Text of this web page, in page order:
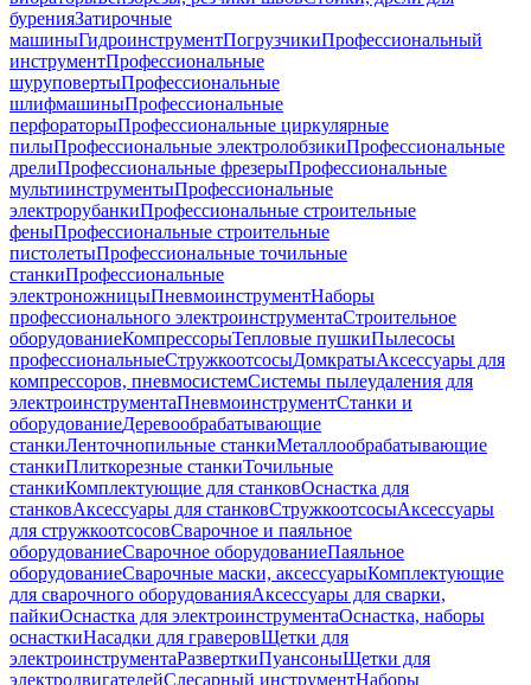
буренияЗатирочные
машиныГидроинструментПогрузчикиПрофессиональный
инструментПрофессиональные
шуруповертыПрофессиональные
шлифмашиныПрофессиональные
перфораторыПрофессиональные циркулярные
пилыПрофессиональные электролобзикиПрофессиональные
дрелиПрофессиональные фрезерыПрофессиональные
мультиинструментыПрофессиональные
электрорубанкиПрофессиональные строительные
феныПрофессиональные строительные
пистолетыПрофессиональные точильные
станкиПрофессиональные
электроножницыПневмоинструментНаборы
профессионального электроинструментаСтроительное
оборудованиеКомпрессорыТепловые пушкиПылесосы
профессиональныеСтружкоотсосыДомкратыАксессуары для
компрессоров, пневмосистемСистемы пылеудаления для
электроинструментаПневмоинструментСтанки и
оборудованиеДеревообрабатывающие
станкиЛенточнопильные станкиМеталлообрабатывающие
станкиПлиткорезные станкиТочильные
станкиКомплектующие для станковОснастка для
станковАксессуары для станковСтружкоотсосыАксессуары
для стружкоотсосовСварочное и паяльное
оборудованиеСварочное оборудованиеПаяльное
оборудованиеСварочные маски, аксессуарыКомплектующие
для сварочного оборудованияАксессуары для сварки,
пайкиОснастка для электроинструментаОснастка, наборы
оснасткиНасадки для граверовЩетки для
электроинструментаРазверткиПуансоныЩетки для
электродвигателейСлесарный инструментНаборы